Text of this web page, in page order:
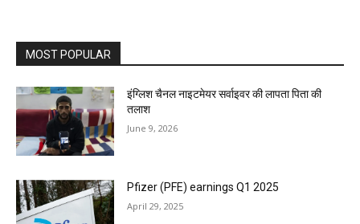
MOST POPULAR
इंग्लिश चैनल नाइटमेयर सर्वाइवर की लापता पिता की
तलाश
June 9, 2026
Pfizer (PFE) earnings Q1 2025
April 29, 2025